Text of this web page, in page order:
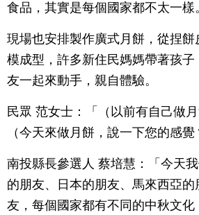
食品，其實是每個國家都不太一樣
現場也安排製作廣式月餅，從捏餅
模成型，許多新住民媽媽帶著孩子
友一起來動手，親自體驗。
民眾 范女士：「（以前有自己做月
（今天來做月餅，說一下您的感覺
南投縣長參選人 蔡培慧：「今天
的朋友、日本的朋友、馬來西亞的
友，每個國家都有不同的中秋文化